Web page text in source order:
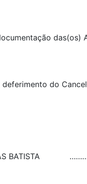
deferimento do
BATISTA